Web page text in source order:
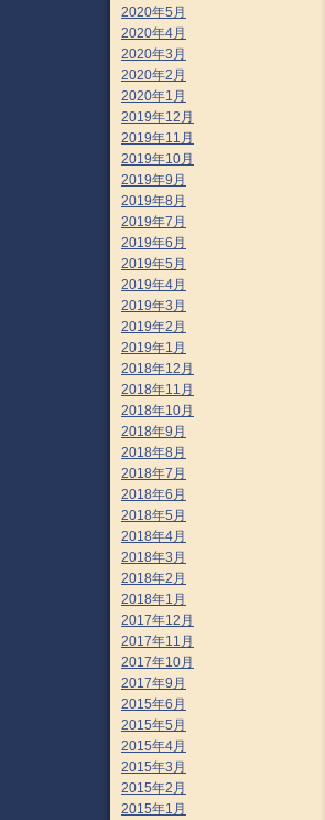
2020年5月
2020年4月
2020年3月
2020年2月
2020年1月
2019年12月
2019年11月
2019年10月
2019年9月
2019年8月
2019年7月
2019年6月
2019年5月
2019年4月
2019年3月
2019年2月
2019年1月
2018年12月
2018年11月
2018年10月
2018年9月
2018年8月
2018年7月
2018年6月
2018年5月
2018年4月
2018年3月
2018年2月
2018年1月
2017年12月
2017年11月
2017年10月
2017年9月
2015年6月
2015年5月
2015年4月
2015年3月
2015年2月
2015年1月